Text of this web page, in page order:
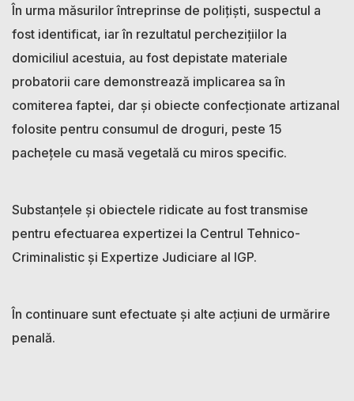
În urma măsurilor întreprinse de polițiști, suspectul a
fost identificat, iar în rezultatul perchezițiilor la
domiciliul acestuia, au fost depistate materiale
probatorii care demonstrează implicarea sa în
comiterea faptei, dar și obiecte confecționate artizanal
folosite pentru consumul de droguri, peste 15
pachețele cu masă vegetală cu miros specific.
Substanțele și obiectele ridicate au fost transmise
pentru efectuarea expertizei la Centrul Tehnico-
Criminalistic și Expertize Judiciare al IGP.
În continuare sunt efectuate și alte acțiuni de urmărire
penală.